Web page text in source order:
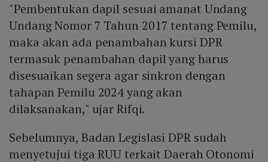
"Pembentukan dapil sesuai amanat Undang
Undang Nomor 7 Tahun 2017 tentang Pemilu,
maka akan ada penambahan kursi DPR
termasuk penambahan dapil yang harus
disesuaikan segera agar sinkron dengan
tahapan Pemilu 2024 yang akan
dilaksanakan," ujar Rifqi.
Sebelumnya, Badan Legislasi DPR sudah
menyetujui tiga RUU terkait Daerah Otonomi